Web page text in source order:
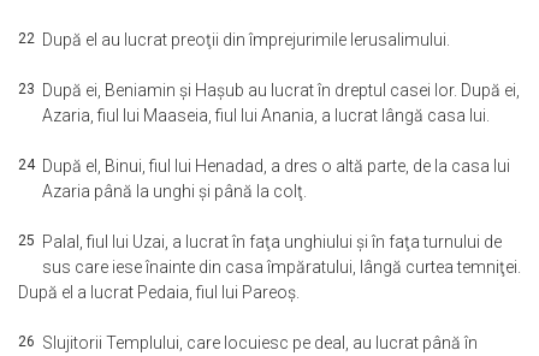
22 După el au lucrat preoţii din împrejurimile Ierusalimului.
23 După ei, Beniamin şi Haşub au lucrat în dreptul casei lor. După ei,
Azaria, fiul lui Maaseia, fiul lui Anania, a lucrat lângă casa lui.
24 După el, Binui, fiul lui Henadad, a dres o altă parte, de la casa lui
Azaria până la unghi şi până la colţ.
25 Palal, fiul lui Uzai, a lucrat în faţa unghiului şi în faţa turnului de
sus care iese înainte din casa împăratului, lângă curtea temniţei.
După el a lucrat Pedaia, fiul lui Pareoş.
26 Slujitorii Templului, care locuiesc pe deal, au lucrat până în